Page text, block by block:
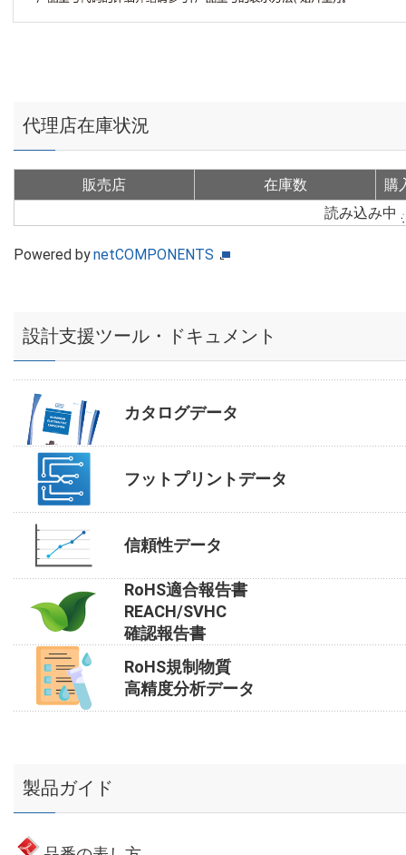
代理店在庫状況
販売店 在庫数
購
読み込み中
Powered bynetCOMPONENTS
設計支援ツール・ドキュメント
カタログデータ
フットプリントデータ
信頼性データ
RoHS適合報告書
REACH/SVHC
確認報告書
RoHS規制物質
高精度分析データ
製品ガイド